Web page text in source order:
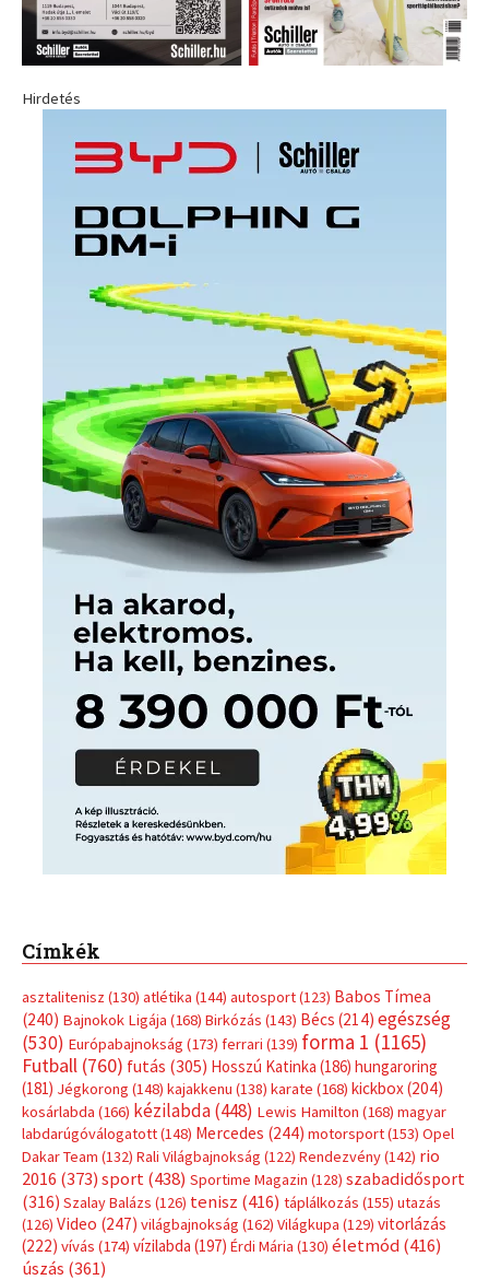
Hirdetés
Címkék
asztalitenisz (130) atlétika (144) autosport(123) Babos Tímea
(240) Bajnokok Ligája (168) Birkózás (143) Bécs (214) egészség
(530) Európabajnokság (173) ferrari (139) forma 1 (1165)
Futball (760) futás (305) Hosszú Katinka (186) hungaroring
(181) Jégkorong (148) kajakkenu (138) karate (168) kickbox(204)
kosárlabda (166) kézilabda(448) Lewis Hamilton (168) magyar
labdarúgóválogatott(148) Mercedes (244) motorsport(153) Opel
Dakar Team (132) Rali Világbajnokság (122) Rendezvény(142) rio
2016 (373) sport(438) Sportime Magazin (128) szabadidősport
(316) Szalay Balázs (126) tenisz (416) táplálkozás (155) utazás
(126) Video (247) világbajnokság (162) Világkupa (129) vitorlázás
(222) vívás (174) vízilabda (197) Érdi Mária (130) életmód(416)
úszás (361)